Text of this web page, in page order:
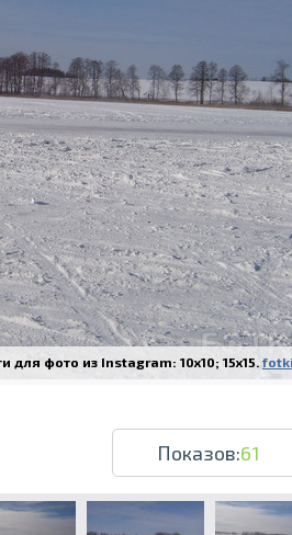
1 часа в Риге – закажите
и виды бумаги для ваших
по всей Латвии или
фото из Instagram: 10x10; 15x15.
Показов:61